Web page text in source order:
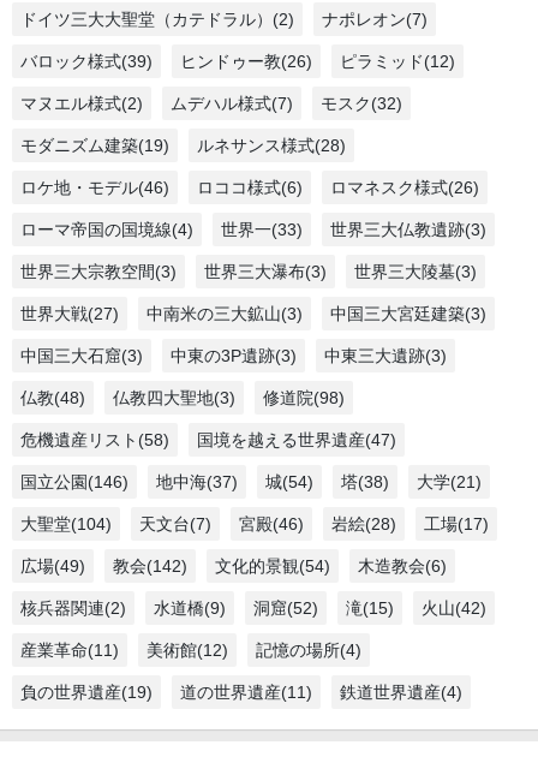
ドイツ三大大聖堂（カテドラル）(2) ナポレオン(7)
バロック様式(39) ヒンドゥー教(26) ピラミッド(12)
マヌエル様式(2) ムデハル様式(7) モスク(32)
モダニズム建築(19) ルネサンス様式(28)
ロケ地・モデル(46) ロココ様式(6) ロマネスク様式(26)
ローマ帝国の国境線(4) 世界一(33) 世界三大仏教遺跡(3)
世界三大宗教空間(3) 世界三大瀑布(3) 世界三大陵墓(3)
世界大戦(27) 中南米の三大鉱山(3) 中国三大宮廷建築(3)
中国三大石窟(3) 中東の3P遺跡(3) 中東三大遺跡(3)
仏教(48) 仏教四大聖地(3) 修道院(98)
危機遺産リスト(58) 国境を越える世界遺産(47)
国立公園(146) 地中海(37) 城(54) 塔(38) 大学(21)
大聖堂(104) 天文台(7) 宮殿(46) 岩絵(28) 工場(17)
広場(49) 教会(142) 文化的景観(54) 木造教会(6)
核兵器関連(2) 水道橋(9) 洞窟(52) 滝(15) 火山(42)
産業革命(11) 美術館(12) 記憶の場所(4)
負の世界遺産(19) 道の世界遺産(11) 鉄道世界遺産(4)